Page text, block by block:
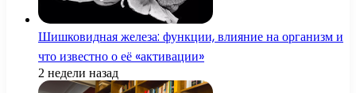
Шишковидная железа: функции, влияние на организм и
что известно о её «активации»
2 недели назад